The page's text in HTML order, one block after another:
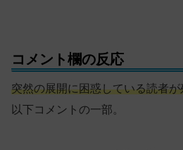
コメント欄の反応
突然の展開に困惑している読者
以下コメントの一部。